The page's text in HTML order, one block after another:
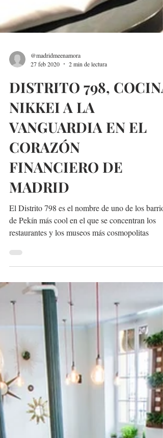
@madridmeenamora
2 min de lectura
DISTRITO 798, COCINA
NIKKEI A LA
VANGUARDIA EN EL
CORAZÓN
FINANCIERO DE
MADRID
El Distrito 798 es el nombre de uno de los barrios
de Pekín más cool en el que se concentran los
restaurantes y los museos más cosmopolitas